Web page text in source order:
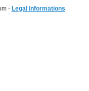
- Legal informations